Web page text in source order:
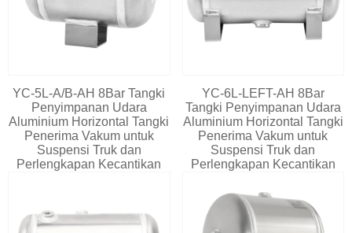
YC-5L-A/B-AH 8Bar Tangki
Penyimpanan Udara
Aluminium Horizontal Tangki
Penerima Vakum untuk
Suspensi Truk dan
Perlengkapan Kecantikan
YC-6L-LEFT-AH 8Bar
Tangki Penyimpanan Udara
Aluminium Horizontal Tangki
Penerima Vakum untuk
Suspensi Truk dan
Perlengkapan Kecantikan